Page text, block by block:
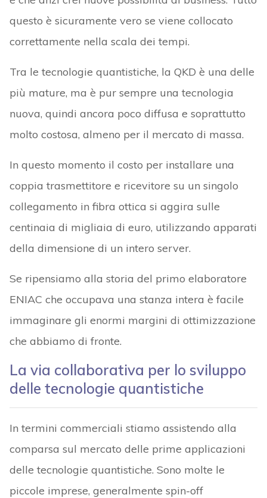
questo è sicuramente vero se viene collocato
correttamente nella scala dei tempi.
Tra le tecnologie quantistiche, la QKD è una delle
più mature, ma è pur sempre una tecnologia
nuova, quindi ancora poco diffusa e soprattutto
molto costosa, almeno per il mercato di massa.
In questo momento il costo per installare una
coppia trasmettitore e ricevitore su un singolo
collegamento in fibra ottica si aggira sulle
centinaia di migliaia di euro, utilizzando apparati
della dimensione di un intero server.
Se ripensiamo alla storia del primo elaboratore
ENIAC che occupava una stanza intera è facile
immaginare gli enormi margini di ottimizzazione
che abbiamo di fronte.
La via collaborativa per lo sviluppo
delle tecnologie quantistiche
In termini commerciali stiamo assistendo alla
comparsa sul mercato delle prime applicazioni
delle tecnologie quantistiche. Sono molte le
piccole imprese, generalmente spin-off